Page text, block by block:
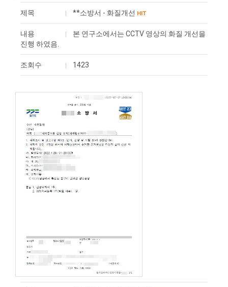
제목 **소방서 - 화질개선 HIT
내용
본 연구소에서는 CCTV 영상의 화질 개선을
진행 하였음.
조회수 1423